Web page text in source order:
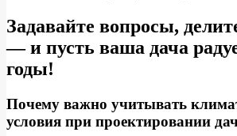
Задавайте вопросы,
— и пусть ваша дача
годы!
Почему важно учитывать
условия при проектировании